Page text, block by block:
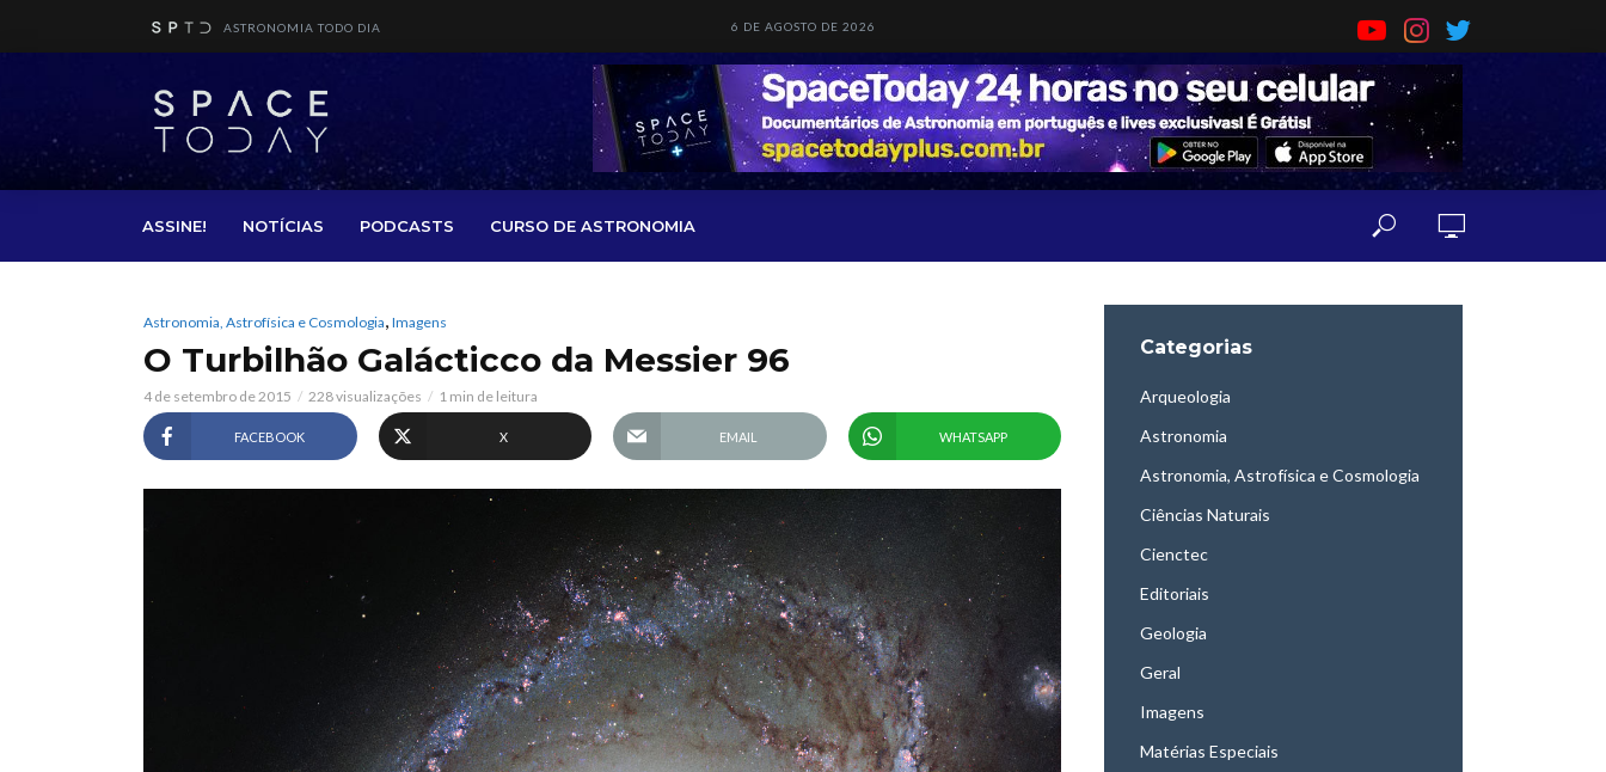
ASTRONOMIA TODO DIA 6 DE AGOSTO DE 2026
ASSINE! NOTÍCIAS PODCASTS CURSO DE ASTRONOMIA
Astronomia, Astrofísica e Cosmologia, Imagens
O Turbilhão Galácticco da Messier 96
4 de setembro de 2015 228 visualizações 1 min de leitura
FACEBOOK X EMAIL WHATSAPP
Categorias
Arqueologia
Astronomia
Astronomia, Astrofísica e Cosmologia
Ciências Naturais
Cienctec
Editoriais
Geologia
Geral
Imagens
Matérias Especiais